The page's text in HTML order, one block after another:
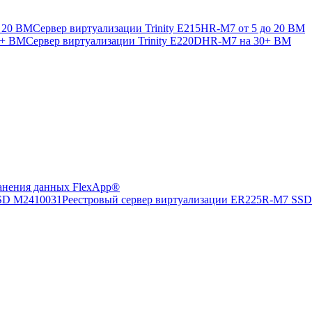
Сервер виртуализации Trinity E215HR-M7 от 5 до 20 ВМ
Сервер виртуализации Trinity E220DHR-M7 на 30+ ВМ
данных FlexApp®
Реестровый сервер виртуализации ER225R-M7